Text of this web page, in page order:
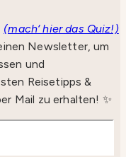
(mach‘ hier das Quiz!)
Newsletter, um
und
Reisetipps &
Mail zu erhalten! ✨